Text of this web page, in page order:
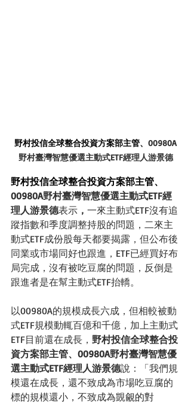
野村投信全球整合投資方案部主管、 00980A
野村臺灣智慧優選主動式ETF經理人游景德
野村投信全球整合投資方案部主管、
00980A野村臺灣智慧優選主動式ETF經
理人游景德表示 ， 一來主動式ETF沒有追
蹤指數和季度調整持股的問題，二來主
動式ETF成份股每天都要揭露，但公布後
同業或市場同好也跟進，ETF已經買好布
局完成，沒有被吃豆腐的問題，反倒是
跟進者是在幫主動式ETF抬轎。
以00980A的規模成長六成，但相較被動
式ETF規模動輒百億和千億，加上主動式
ETF目前還在成長， 野村投信全球整合投
資方案部主管、00980A野村臺灣智慧優
選主動式ETF經理人游景德說：「我們規
模還在成長，還不致成為市場吃豆腐的
標的規模還小，不致成為覬覦的對